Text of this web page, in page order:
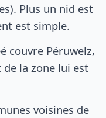
Plus un nid est
est simple.
couvre Péruwelz,
la zone lui est
voisines de